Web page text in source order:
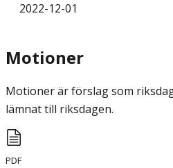
2022-12-01
Motioner
Motioner är förslag som
lämnat till riksdagen.
PDF